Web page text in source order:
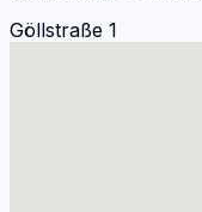
Göllstraße 1